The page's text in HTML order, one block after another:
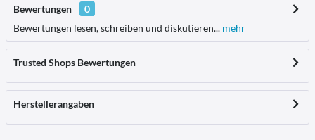
Bewertungen
0
Bewertungen lesen, schreiben und diskutieren... mehr
Trusted Shops Bewertungen
Herstellerangaben